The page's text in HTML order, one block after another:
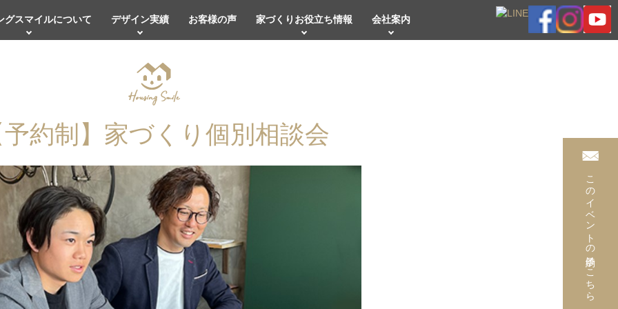
グスマイルについて デザイン実績 お客様の声 家づくりお役立ち情報 会社案内
約制】家づくり個別相談会
このイベントの予約はこちら